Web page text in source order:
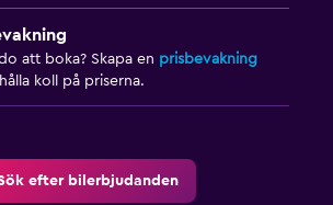
att boka? Skapa en prisbevakning
koll på priserna.
efter bilerbjudanden